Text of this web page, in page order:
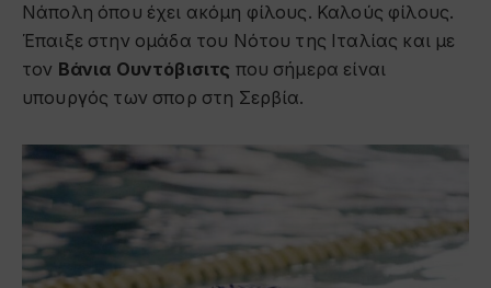
Νάπολη όπου έχει ακόμη φίλους. Καλούς φίλους.
Έπαιξε στην ομάδα του Νότου της Ιταλίας και με
τον Βάνια Ουντόβισιτς που σήμερα είναι
υπουργός των σπορ στη Σερβία.